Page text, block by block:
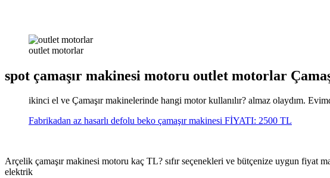
outlet motorlar
spot çamaşır makinesi motoru outlet motorlar
ikinci el ve Çamaşır makinelerinde hangi motor kullanılır? almaz olaydım.
Fabrikadan az hasarlı defolu beko çamaşır makinesi FİYATI: 2500 TL
Arçelik çamaşır makinesi motoru kaç TL? sıfır seçenekleri ve bütçenize uygun fiyat
elektrik